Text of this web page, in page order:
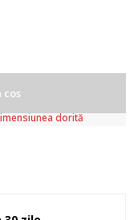
cos
dorită